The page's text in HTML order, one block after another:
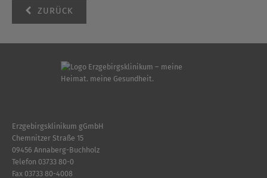
ZURÜCK
Erzgebirgsklinikum gGmbH
Chemnitzer Straße 15
09456 Annaberg-Buchholz
Telefon 03733 80-0
Fax 03733 80-4008